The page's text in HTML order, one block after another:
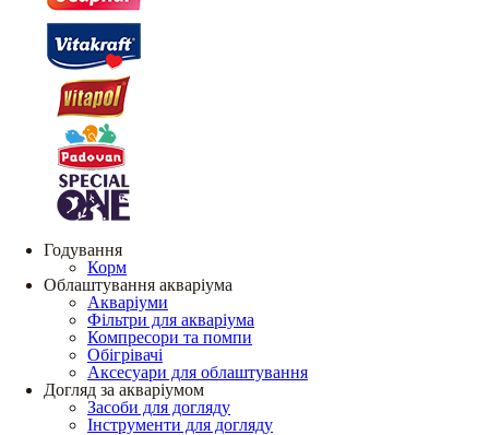
Годування
Корм
Облаштування акваріума
Акваріуми
Фільтри для акваріума
Компресори та помпи
Обігрівачі
Аксесуари для облаштування
Догляд за акваріумом
Засоби для догляду
Інструменти для догляду